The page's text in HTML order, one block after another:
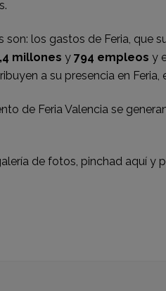
son: los gastos de Feria, que
millones y 794 empleos y
a su presencia en
de Feria Valencia se
de fotos, pinchad aquí y